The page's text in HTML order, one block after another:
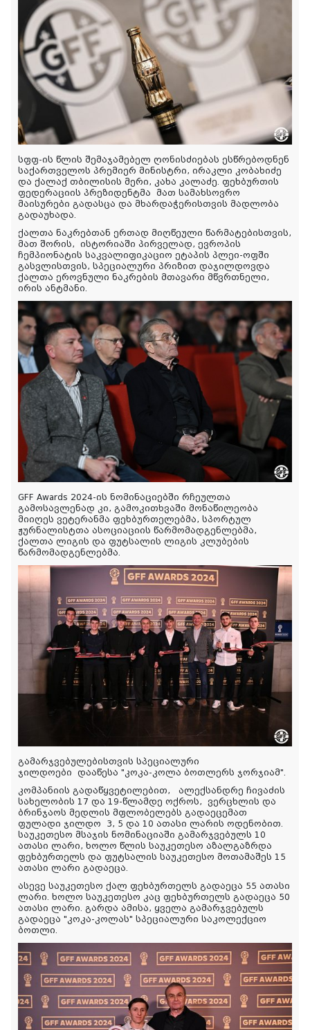
სფფ-ის წლის შემაჯამებელ ღონისძიებას ესწრებოდნენ
საქართველოს პრემიერ მინისტრი, ირაკლი კობახიძე
და ქალაქ თბილისის მერი, კახა კალაძე. ფეხბურთის
ფედერაციის პრეზიდენტმა მათ სამახსოვრო
მაისურები გადასცა და მხარდაჭერისთვის მადლობა
გადაუხადა.
ქალთა ნაკრებთან ერთად მიღწეული წარმატებისთვის,
მათ შორის, ისტორიაში პირველად, ევროპის
ჩემპიონატის საკვალიფიკაციო ეტაპის პლეი-ოფში
გასვლისთვის, სპეციალური პრიზით დაჯილდოვდა
ქალთა ეროვნული ნაკრების მთავარი მწვრთნელი,
ირის ანტმანი.
GFF Awards 2024-ის ნომინაციებში რჩეულთა
გამოსავლენად კი, გამოკითხვაში მონაწილეობა
მიიღეს ვეტერანმა ფეხბურთელებმა, სპორტულ
ჟურნალისტთა ასოციაციის წარმომადგენლებმა,
ქალთა ლიგის და ფუტსალის ლიგის კლუბების
წარმომადგენლებმა.
გამარჯვებულებისთვის სპეციალური
ჯილდოები დააწესა "კოკა-კოლა ბოთლერს ჯორჯიამ".
კომპანიის გადაწყვეტილებით, ალექსანდრე ჩივაძის
სახელობის 17 და 19-წლამდე ოქროს, ვერცხლის და
ბრინჯაოს მედლის მფლობელებს გადაეცემათ
ფულადი ჯილდო 3, 5 და 10 ათასი ლარის ოდენობით.
საუკეთესო მსაჯის ნომინაციაში გამარჯვებულს 10
ათასი ლარი, ხოლო წლის საუკეთესო აზალგაზრდა
ფეხბურთელს და ფუტსალის საუკეთესო მოთამაშეს 15
ათასი ლარი გადაეცა.
ასევე საუკეთესო ქალ ფეხბურთელს გადაეცა 55 ათასი
ლარი. ხოლო საუკეთესო კაც ფეხბურთელს გადაეცა 50
ათასი ლარი. გარდა ამისა, ყველა გამარჯვებულს
გადაეცა "კოკა-კოლას" სპეციალური საკოლექციო
ბოთლი.